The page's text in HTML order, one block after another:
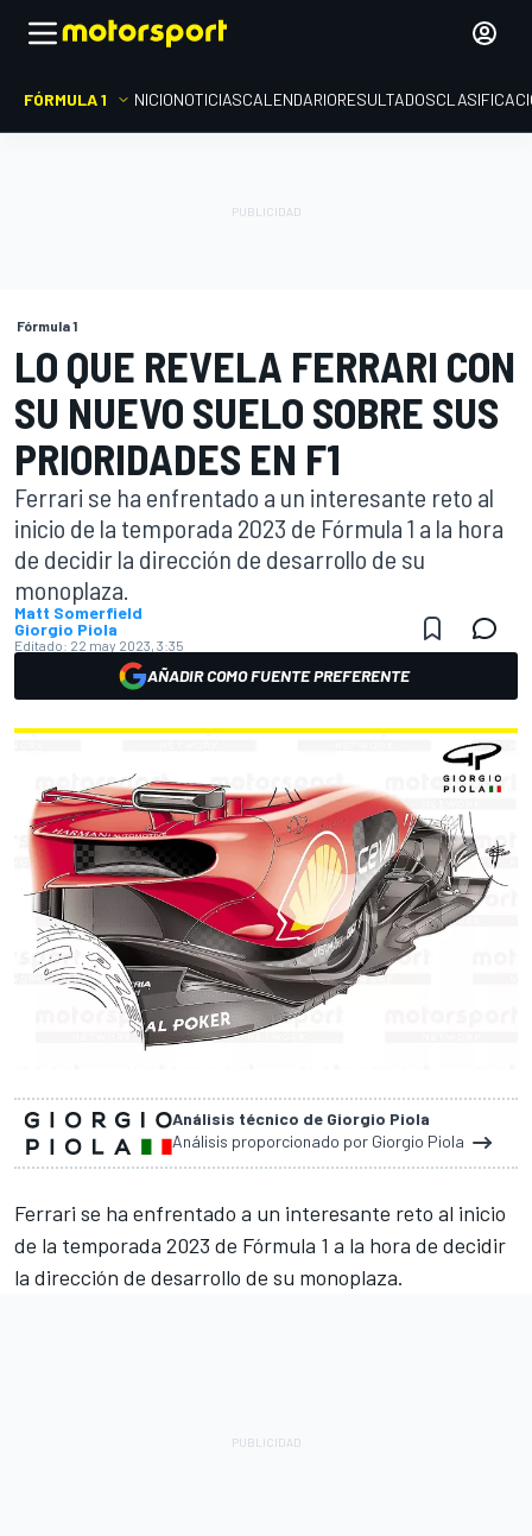
FÓRMULA 1 INICIONOTICIASCALENDARIORESULTADOS
Fórmula 1
LO QUE REVELA FERRARI CON
SU NUEVO SUELO SOBRE SUS
PRIORIDADES EN F1
Ferrari se ha enfrentado a un interesante reto al
inicio de la temporada 2023 de Fórmula 1 a la hora
de decidir la dirección de desarrollo de su
monoplaza.
Matt Somerfield
Giorgio Piola
Editado: 22 may 2023, 3:35
AÑADIR COMO FUENTE PREFERENTE
Análisis técnico de Giorgio Piola
Análisis proporcionado por Giorgio Piola
Ferrari se ha enfrentado a un interesante reto al inicio
de la temporada 2023 de Fórmula 1 a la hora de decidir
la dirección de desarrollo de su monoplaza.